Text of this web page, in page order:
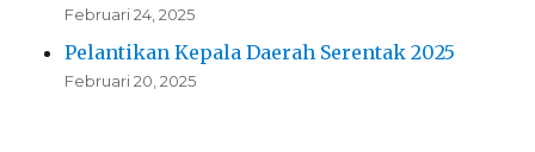
Februari 24, 2025
Pelantikan Kepala Daerah Serentak 2025
Februari 20, 2025